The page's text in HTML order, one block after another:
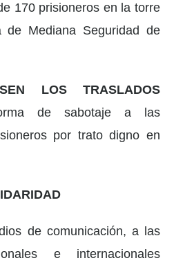
170 prisioneros en la torre
de Mediana Seguridad de
LOS TRASLADOS
de sabotaje a las
por trato digno en
de comunicación, a las
e internacionales